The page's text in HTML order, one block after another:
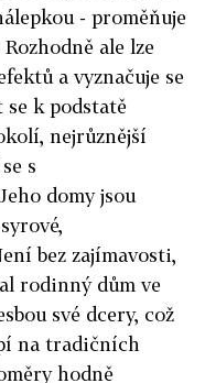
- proměňuje
ale lze
a vyznačuje se
k podstatě
nejrůznější
s
domy jsou
bez zajímavosti,
rodinný dům ve
své dcery, což
na tradičních
hodně